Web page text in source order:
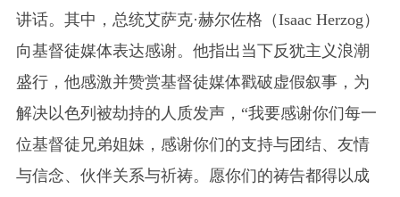
讲话。其中，总统艾萨克·赫尔佐格（Isaac Herzog）
向基督徒媒体表达感谢。他指出当下反犹主义浪潮
盛行，他感激并赞赏基督徒媒体戳破虚假叙事，为
解决以色列被劫持的人质发声，“我要感谢你们每一
位基督徒兄弟姐妹，感谢你们的支持与团结、友情
与信念、伙伴关系与祈祷。愿你们的祷告都得以成